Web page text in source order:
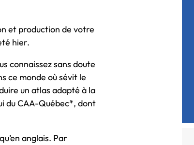
et production de votre
hier.
connaissez sans doute
ce monde où sévit le
un atlas adapté à la
du CAA-Québec*, dont
anglais. Par